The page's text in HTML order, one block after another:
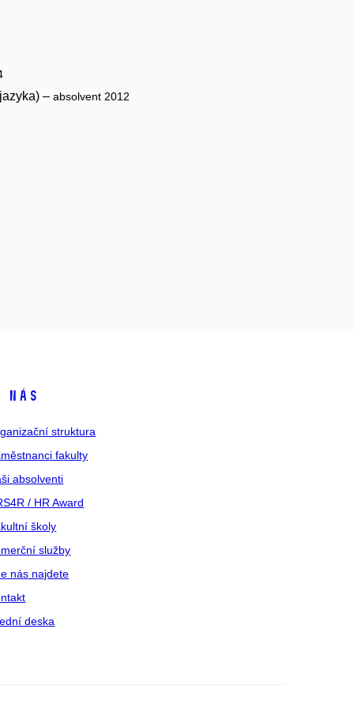
– absolvent 2012
nás
struktura
fakulty
absolventi
/ HR Award
školy
služby
nás najdete
deska